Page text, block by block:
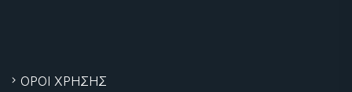
ΟΡΟΙ ΧΡΗΣΗΣ